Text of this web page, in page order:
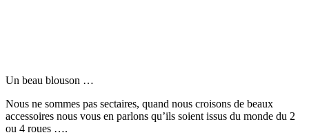
Un beau blouson …
Nous ne sommes pas sectaires, quand nous croisons de beaux
accessoires nous vous en parlons qu’ils soient issus du monde du 2
ou 4 roues ….